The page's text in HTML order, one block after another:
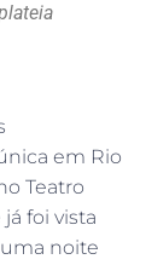
em Rio
Teatro
foi vista
noite